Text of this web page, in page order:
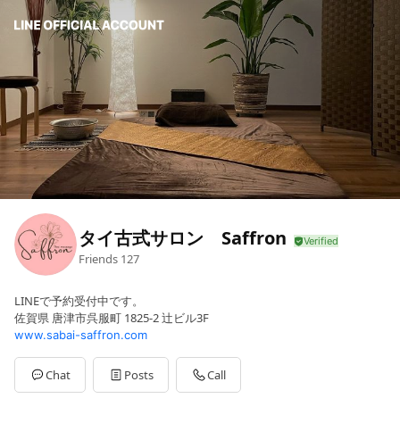
タイ古式サロン Saffron
Friends 127
LINEで予約受付中です。
佐賀県 唐津市呉服町 1825-2 辻ビル3F
www.sabai-saffron.com
Chat Posts Call